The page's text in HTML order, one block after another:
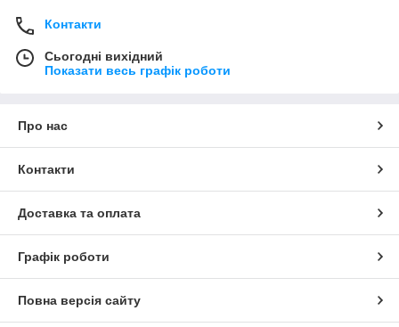
Контакти
Сьогодні вихідний
Показати весь графік роботи
Про нас
Контакти
Доставка та оплата
Графік роботи
Повна версія сайту